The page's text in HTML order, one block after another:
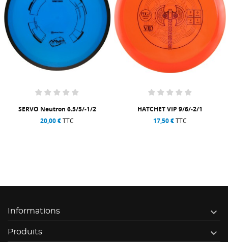
SERVO Neutron 6.5/5/-1/2
20,00 €TTC
HATCHET VIP 9/6/-2/1
17,50 €TTC
Informations 
Produits 